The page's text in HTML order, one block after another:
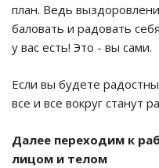
план. Ведь
баловать и радовать
у вас есть! Это - вы сами.
Если вы будете
все и все вокруг станут
Далее переходим к
лицом и телом